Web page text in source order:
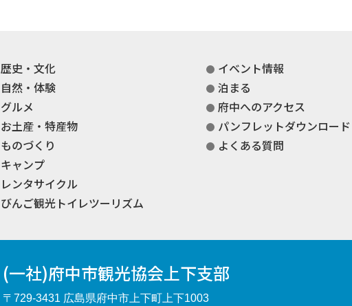
歴史・文化
自然・体験
グルメ
お土産・特産物
ものづくり
キャンプ
レンタサイクル
びんご観光トイレツーリズム
イベント情報
泊まる
府中へのアクセス
パンフレットダウンロード
よくある質問
(一社)府中市観光協会上下支部
〒729-3431 広島県府中市上下町上下1003